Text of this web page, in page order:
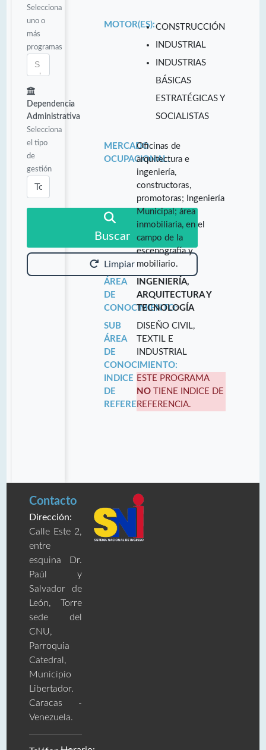
Selecciona
uno o
más
programas
Dependencia
Administrativa
Selecciona
el tipo
de
gestión
Buscar
Limpiar
MOTOR(ES):CONSTRUCCIÓN
INDUSTRIAL
INDUSTRIAS
BÁSICAS
ESTRATÉGICAS Y
SOCIALISTAS
MERCADO
OCUPACIONAL:
Oficinas de
arquitectura e
ingeniería,
constructoras,
promotoras; Ingeniería
Municipal; área
inmobiliaria, en el
campo de la
escenografía y
mobiliario.
ÁREA
DE
CONOCIMIENTO:
INGENIERÍA,
ARQUITECTURA Y
TECNOLOGÍA
SUB
ÁREA
DE
CONOCIMIENTO:
DISEÑO CIVIL,
TEXTIL E
INDUSTRIAL
INDICE
DE
REFERENCIA:
ESTE PROGRAMA
NO TIENE INDICE DE
REFERENCIA.
Contacto
Dirección:
Calle Este 2,
entre
esquina Dr.
Paúl y
Salvador de
León, Torre
sede del
CNU,
Parroquia
Catedral,
Municipio
Libertador.
Caracas -
Venezuela.